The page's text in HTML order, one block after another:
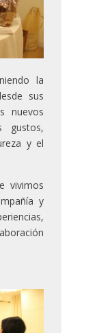
la
sus
nuevos
gustos,
y el
vivimos
y